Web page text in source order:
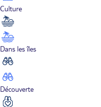
Culture
Dans les îles
Découverte